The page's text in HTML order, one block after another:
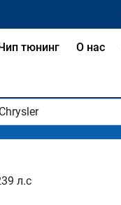
тюнинг О нас
л.с